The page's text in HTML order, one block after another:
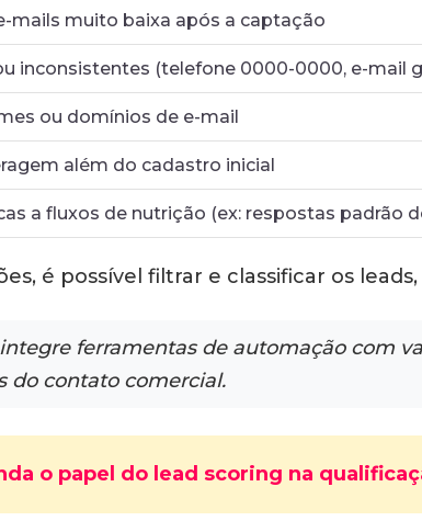
mails muito baixa após a captação
inconsistentes (telefone 0000-0000, e-mail
ou domínios de e-mail
além do cadastro inicial
a fluxos de nutrição (ex: respostas padrão
é possível filtrar e classificar os
ferramentas de automação com
do contato comercial.
o papel do lead scoring na